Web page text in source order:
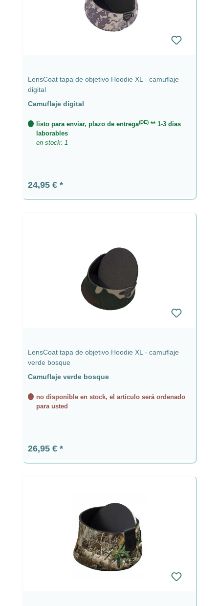
LensCoat tapa de objetivo Hoodie XL - camuflaje
digital
Camuflaje digital
listo para enviar, plazo de entrega(DE) ** 1-3 dias
laborables
en stock: 1
Precio normal:
24,95 €
LensCoat tapa de objetivo Hoodie XL - camuflaje
verde bosque
Camuflaje verde bosque
no disponible en stock, el artículo será ordenado
para usted
Precio normal:
26,95 €